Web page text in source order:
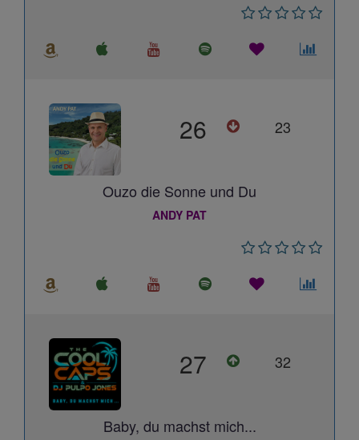
26 23
Ouzo die Sonne und Du
ANDY PAT
27 32
Baby, du machst mich...